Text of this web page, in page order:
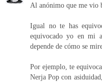
Al anónimo que me vio
Igual no te has
equivocado yo en mi
depende de cómo se
Por ejemplo, te
Nerja Pop con